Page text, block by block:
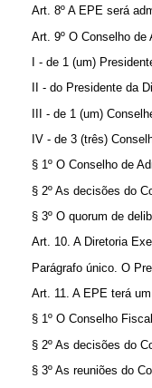
Art. 8º A EPE será
Art. 9º O Conselho
I - de 1 (um)
II - do Presidente da
III - de 1 (um)
IV - de 3 (três)
§ 1º O Conselho de
§ 2º As decisões do
§ 3º O quorum de
Art. 10. A Diretoria
Parágrafo único. O
Art. 11. A EPE terá
§ 1º O Conselho
§ 2º As decisões do
§ 3º As reuniões do